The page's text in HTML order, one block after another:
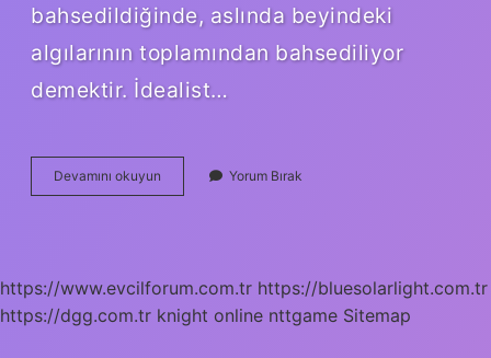
bahsedildiğinde, aslında beyindeki
algılarının toplamından bahsediliyor
demektir. İdealist…
Devamını okuyun
Idealizm
Yorum Bırak
https://www.evcilforum.com.tr https://bluesolarlight.com.tr
https://dgg.com.tr knight online nttgame Sitemap